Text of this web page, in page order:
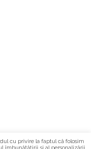
cu privire la faptul că folosim
îmbunătățirii și al personalizării